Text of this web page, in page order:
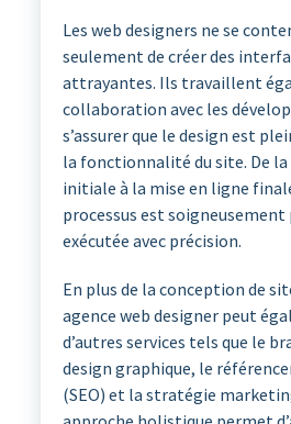
Les web designers ne se
seulement de créer des
attrayantes. Ils travaillent
collaboration avec les
s’assurer que le design est
la fonctionnalité du site. De
initiale à la mise en ligne
processus est
exécutée avec précision.
En plus de la conception de
agence web designer peut
d’autres services tels que le
design graphique, le
(SEO) et la stratégie